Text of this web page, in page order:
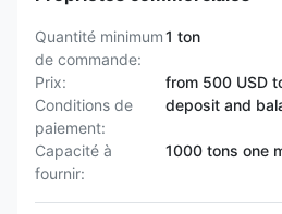
Quantité minimum
de commande:
1 ton
Prix:
from 500 USD
Conditions de
paiement:
deposit and
Capacité à
fournir:
1000 tons one